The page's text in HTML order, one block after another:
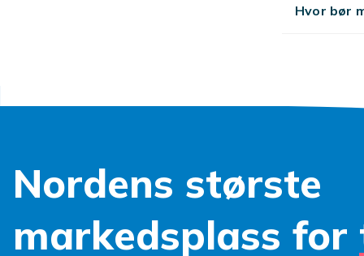
Hos Fyndiq
merker til
legges til
Hos Fyndiq
avansert
Hvor bør
Nordens største
markedsplass for